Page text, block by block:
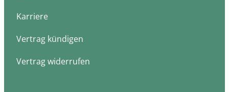
Karriere
Vertrag kündigen
Vertrag widerrufen